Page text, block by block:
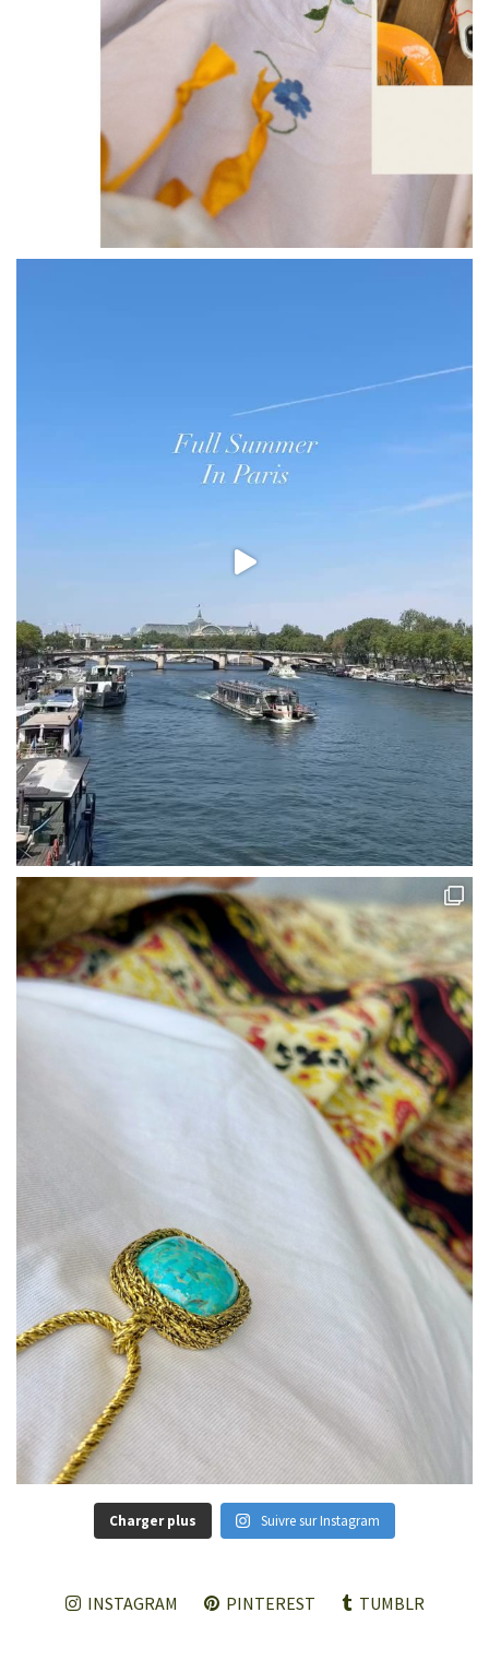
Charger plus Suivre sur Instagram
INSTAGRAM PINTEREST TUMBLR